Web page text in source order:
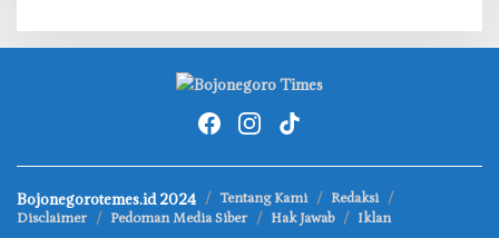
Bojonegorotemes.id 2024 Tentang Kami
Redaksi
Disclaimer
Pedoman Media Siber Hak Jawab Iklan